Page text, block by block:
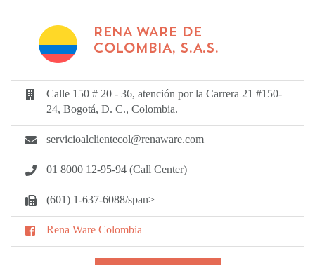
RENA WARE DE
COLOMBIA, S.A.S.
Calle 150 # 20 - 36, atención por la Carrera 21 #150-
24, Bogotá, D. C., Colombia.
servicioalclientecol@renaware.com
01 8000 12-95-94 (Call Center)
(601) 1-637-6088/span>
Rena Ware Colombia